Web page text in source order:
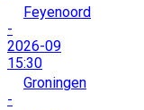
Feyenoord
-
2026-09
15:30
Groningen
-